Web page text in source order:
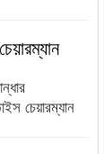
চেয়ারম্যান